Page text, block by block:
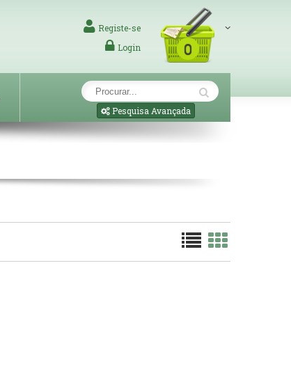
0
Registe-se
Login
Pesquisa Avançada